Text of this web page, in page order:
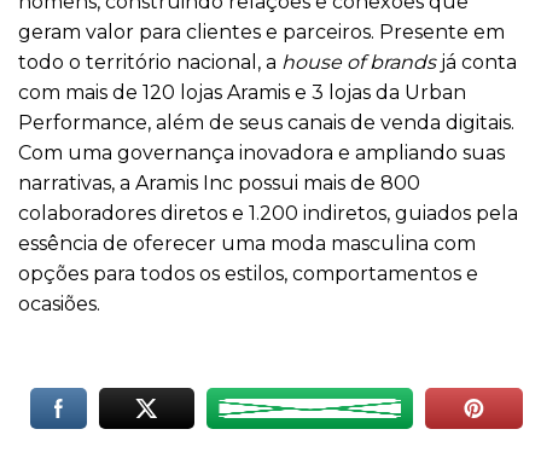
geram valor para clientes e parceiros. Presente em
todo o território nacional, a house of brands já conta
com mais de 120 lojas Aramis e 3 lojas da Urban
Performance, além de seus canais de venda digitais.
Com uma governança inovadora e ampliando suas
narrativas, a Aramis Inc possui mais de 800
colaboradores diretos e 1.200 indiretos, guiados pela
essência de oferecer uma moda masculina com
opções para todos os estilos, comportamentos e
ocasiões.